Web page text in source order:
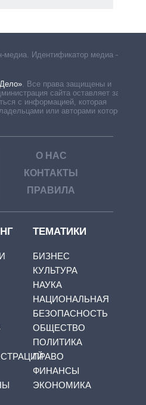
медиа. Идентификатор медиа –
. Все права защищены и
сайта оставляет за
с информацией, которая
или авторами которой
О НАС
КОНТАКТЫ
ПРАВИЛА
ТЕМАТИКИ
БИЗНЕС
КУЛЬТУРА
НАУКА
НАЦИОНАЛЬНАЯ
БЕЗОПАСНОСТЬ
ОБЩЕСТВО
ПОЛИТИКА
ПРАВО
ФИНАНСЫ
ЭКОНОМИКА